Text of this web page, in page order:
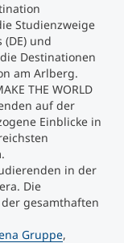
Studienzweige
und
Destinationen
am Arlberg.
THE WORLD
auf der
Einblicke in
in der
Die
gesamthaften
Gruppe,